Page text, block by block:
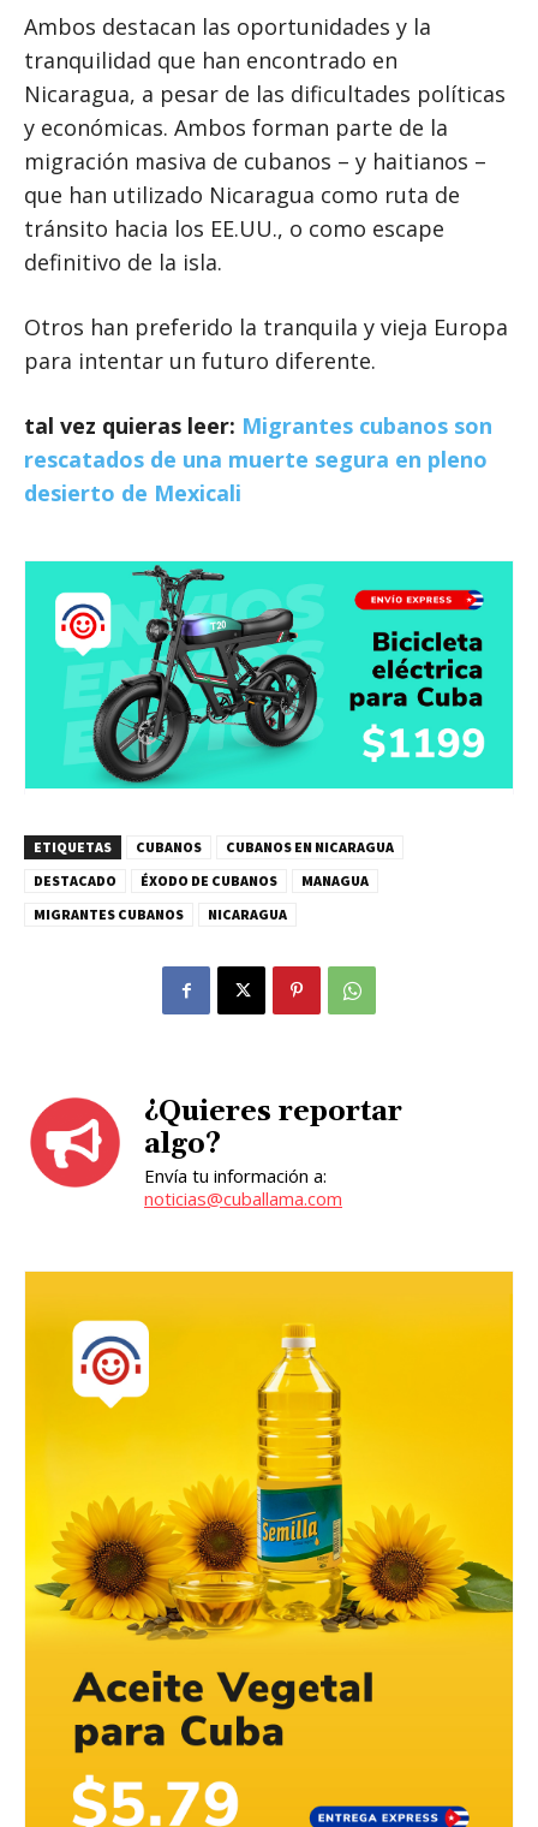
Ambos destacan las oportunidades y la
tranquilidad que han encontrado en
Nicaragua, a pesar de las dificultades políticas
y económicas. Ambos forman parte de la
migración masiva de cubanos – y haitianos –
que han utilizado Nicaragua como ruta de
tránsito hacia los EE.UU., o como escape
definitivo de la isla.
Otros han preferido la tranquila y vieja Europa
para intentar un futuro diferente.
tal vez quieras leer: Migrantes cubanos son
rescatados de una muerte segura en pleno
desierto de Mexicali
ETIQUETAS CUBANOS
CUBANOS EN NICARAGUA
DESTACADO
ÉXODO DE CUBANOS
MANAGUA
MIGRANTES CUBANOS
NICARAGUA
¿Quieres reportar
algo?
Envía tu información a:
noticias@cuballama.com